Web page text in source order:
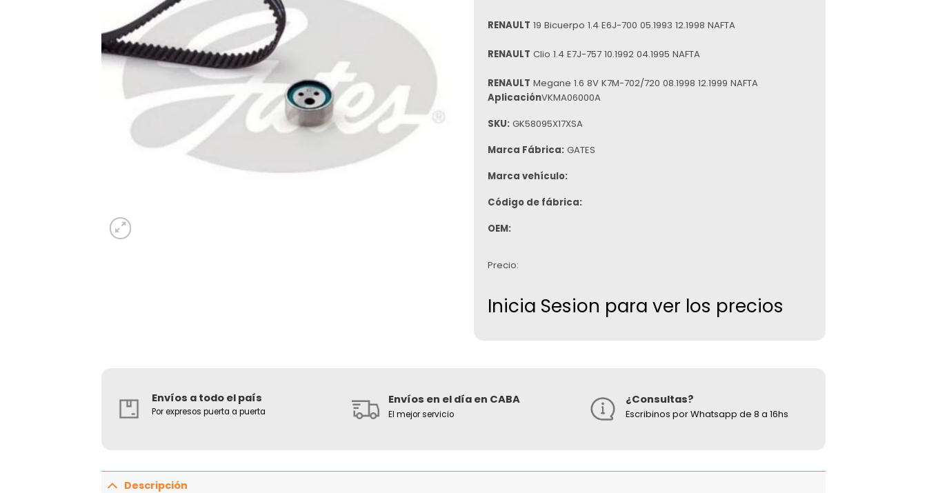
RENAULT 19 Bicuerpo 1.4 E6J-700 05.1993 12.1998 NAFTA
RENAULT Clio 1.4 E7J-757 10.1992 04.1995 NAFTA
RENAULT Megane 1.6 8V K7M-702/720 08.1998 12.1999 NAFTA
AplicaciónVKMA06000A
SKU: GK58095X17XSA
Marca Fábrica: GATES
Marca vehículo:
Código de fábrica:
OEM:
Precio:
Inicia Sesion para ver los precios
Envíos a todo el país
Por expresos puerta a puerta
Envíos en el día en CABA
El mejor servicio
¿Consultas?
Escribinos por Whatsapp de 8 a 16hs
Descripción